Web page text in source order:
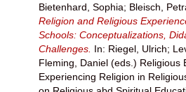
Bietenhard, Sophia; Bleisch,
Religion and Religious
Schools: Conceptualizations,
Challenges. In: Riegel, Ulrich;
Fleming, Daniel (eds.) Religious
Experiencing Religion in